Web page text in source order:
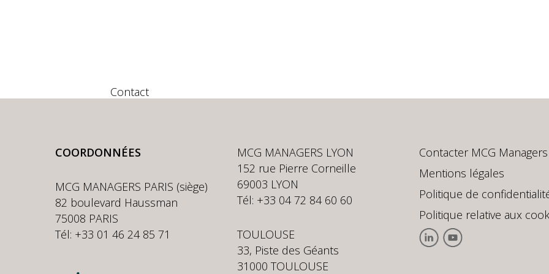
Contact
COORDONNÉES
MCG MANAGERS PARIS (siège)
82 boulevard Haussman
75008 PARIS
Tél: +33 01 46 24 85 71
MCG MANAGERS LYON
152 rue Pierre Corneille
69003 LYON
Tél: +33 04 72 84 60 60
TOULOUSE
33, Piste des Géants
31000 TOULOUSE
Contacter MCG Managers
Mentions légales
Politique de
Politique relative aux